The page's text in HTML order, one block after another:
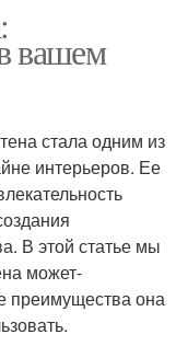
вашем
стала одним из
интерьеров. Ее
В этой статье мы
может-
преимущества она